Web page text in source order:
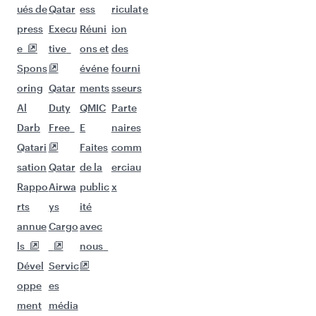
ués de
press
e
Spons
oring
Al
Darb
Qatari
sation
Rappo
rts
annue
ls
Dével
oppe
ment
Qatar
Execu
tive
Qatar
Duty
Free
Qatar
Airwa
ys
Cargo
Servic
es
média
ess
Réuni
ons et
événe
ments
QMIC
E
Faites
de la
public
ité
avec
nous
riculat
ion
des
fourni
sseurs
Parte
naires
comm
erciau
x
e